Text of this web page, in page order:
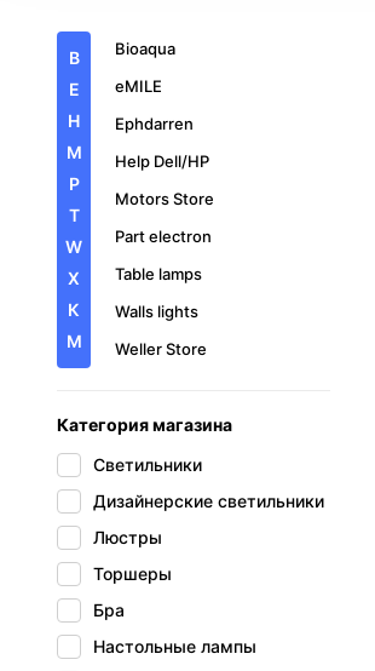
B
E
H
M
P
T
W
X
К
М
Bioaqua
eMILE
Ephdarren
Help Dell/HP
Motors Store
Part electron
Table lamps
Walls lights
Weller Store
каталог запчастей
Магазин часов Unreal
Категория магазина
Светильники
Дизайнерские светильники
Люстры
Торшеры
Бра
Настольные лампы